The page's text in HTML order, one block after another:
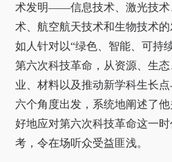
术发明——信息技术、激光技术
术、航空航天技术和生物技术
如人针对以“绿色、智能、可持
第六次科技革命，从资源、生
业、材料以及推动新学科生长
六个角度出发，系统地阐述了
好地应对第六次科技革命这一
考，令在场听众受益匪浅。